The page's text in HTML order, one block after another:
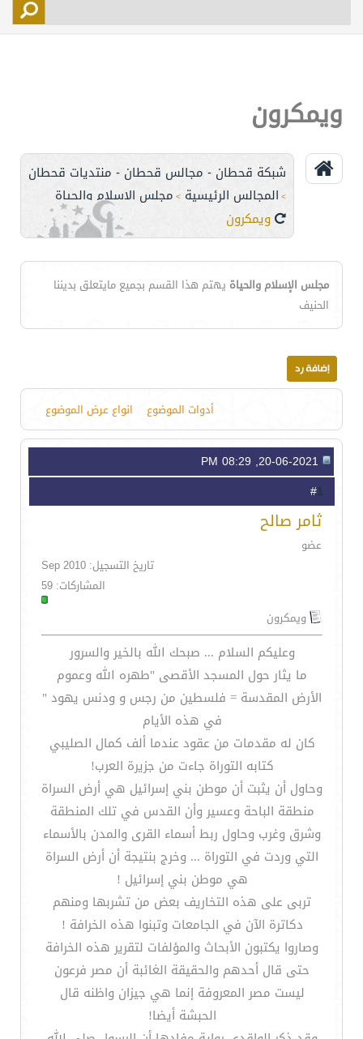
اتصل بنا
ويمكرون
شبكة قحطان - مجالس قحطان - منتديات قحطان
> المجالس الرئيسية > مجلس الإسلام والحياة
ويمكرون
مجلس الإسلام والحياة يهتم هذا القسم بجميع مايتعلق بديننا
الحنيف
أدوات الموضوع انواع عرض الموضوع
1
ثامر صالح
عضو
تاريخ التسجيل: Sep 2010
المشاركات: 59
ويمكرون
وعليكم السلام ... صبحك الله بالخير والسرور
ما يثار حول المسجد الأقصى "طهره الله وعموم
الأرض المقدسة = فلسطين من رجس و ودنس يهود "
في هذه الأيام
كان له مقدمات من عقود عندما ألف كمال الصليبي
كتابه التوراة جاءت من جزيرة العرب!
وحاول أن يثبت أن موطن بني إسرائيل هي أرض السراة
منطقة الباحة وعسير وأن القدس في تلك المنطقة
وشرق وغرب وحاول ربط أسماء القرى والمدن بالأسماء
التي وردت في التوراة ... وخرج بنتيجة أن أرض السراة
هي موطن بني إسرائيل !
تربى على هذه التخاريف بعض من تشربها ومنهم
دكاترة الآن في الجامعات وتبنوا هذه الخرافة !
وصاروا يكتبون الأبحاث والمؤلفات لتقرير هذه الخرافة
حتى قال أحدهم والحقيقة الغائبة أن مصر فرعون
ليست مصر المعروفة إنما هي جيزان واظنه قال
الحبشة أيضا!